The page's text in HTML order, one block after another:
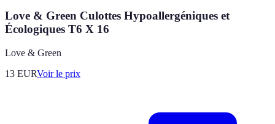
Love & Green Culottes Hypoallergéniques et
Écologiques T6 X 16
Love & Green
13 EURVoir le prix